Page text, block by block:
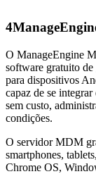
4
O ManageEngine
software gratuito
para dispositivos
capaz de se
sem custo,
condições.
O servidor MDM
smartphones,
Chrome OS,